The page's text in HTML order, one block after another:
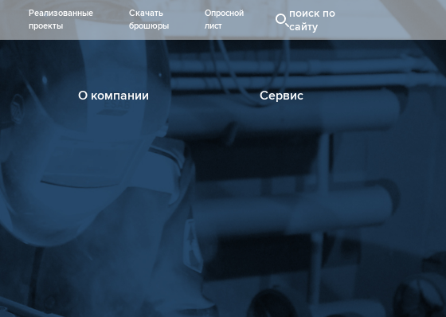
Реализованные
проекты
Скачать
брошюры
Опросной
лист
поиск по
сайту
О компании Сервис